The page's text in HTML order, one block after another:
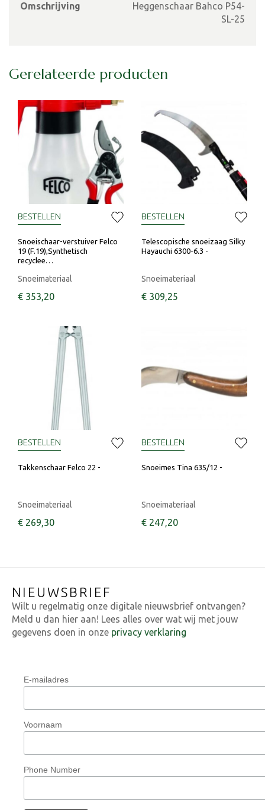
Omschrijving
Heggenschaar Bahco P54-
SL-25
Gerelateerde producten
Snoeischaar-verstuiver Felco
19 (F.19),Synthetisch
recyclee…
Snoeimateriaal
€ 353,20
BESTELLEN
Telescopische snoeizaag Silky
Hayauchi 6300-6.3 -
Snoeimateriaal
€ 309,25
BESTELLEN
Takkenschaar Felco 22 -
Snoeimateriaal
€ 269,30
BESTELLEN
Snoeimes Tina 635/12 -
Snoeimateriaal
€ 247,20
BESTELLEN
NIEUWSBRIEF
Wilt u regelmatig onze digitale nieuwsbrief ontvangen?
Meld u dan hier aan! Lees alles over wat wij met jouw
gegevens doen in onze privacy verklaring
E-mailadres
Voornaam
Phone Number